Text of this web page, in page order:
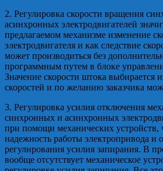
2. Регулировка скорости вращения
асинхронных электродвигателей
предлагаемом механизме изменение
электродвигателя и как следствие
может производиться без
программным путем в блоке
Значение скорости штока выбирается
скоростей и по желанию заказчика
3. Регулировка усилия отключения
синхронных и асинхронных
при помощи механических устройств,
надежность работы электропривода и
регулирования усилия запирания. В
вообще отсутствует механическое